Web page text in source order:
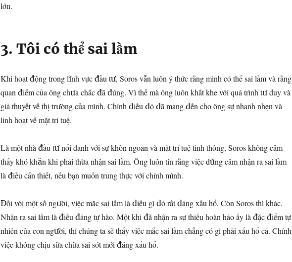
lớn.
3. Tôi có thể sai lầm
Khi hoạt động trong lĩnh vực đầu tư, Soros vẫn luôn ý thức rằng mình có thể sai lầm và rằng
quan điểm của ông chưa chắc đã đúng. Vì thế mà ông luôn khắt khe với quá trình tư duy và
giả thuyết về thị trường của mình. Chính điều đó đã mang đến cho ông sự nhanh nhẹn và
linh hoạt về mặt trí tuệ.
Là một nhà đầu tư nổi danh với sự khôn ngoan và mặt trí tuệ tinh thông, Soros không cảm
thấy khó khăn khi phải thừa nhận sai lầm. Ông luôn tin rằng việc dũng cảm nhận ra sai lầm
là điều cấn thiết, nếu bạn muốn trung thực với chính mình.
Đối với một số người, việc mắc sai lầm là điều gì đó rất đáng xấu hổ. Còn Soros thì khác.
Nhận ra sai lầm là điều đáng tự hào. Một khi đã nhận ra sự thiếu hoàn hảo ấy là đặc điểm tự
nhiên của con người, thì chúng ta sẽ thấy việc mắc sai lầm chẳng có gì phải xấu hổ cả. Chính
việc không chịu sữa chữa sai sót mới đáng xấu hổ.